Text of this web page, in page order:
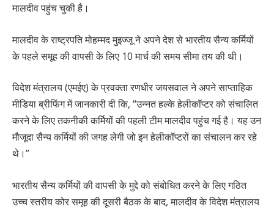
मालदीव पहुंच चुकी है।
मालदीव के राष्ट्रपति मोहम्मद मुइज्जू ने अपने देश से भारतीय सैन्य कर्मियों
के पहले समूह की वापसी के लिए 10 मार्च की समय सीमा तय की थी।
विदेश मंत्रालय (एमईए) के प्रवक्ता रणधीर जयसवाल ने अपने साप्ताहिक
मीडिया ब्रीफिंग में जानकारी दी कि, “उन्नत हल्के हेलीकॉप्टर को संचालित
करने के लिए तकनीकी कर्मियों की पहली टीम मालदीव पहुंच गई है। यह उन
मौजूदा सैन्य कर्मियों की जगह लेगी जो इन हेलीकॉप्टरों का संचालन कर रहे
थे।”
भारतीय सैन्य कर्मियों की वापसी के मुद्दे को संबोधित करने के लिए गठित
उच्च स्तरीय कोर समूह की दूसरी बैठक के बाद, मालदीव के विदेश मंत्रालय